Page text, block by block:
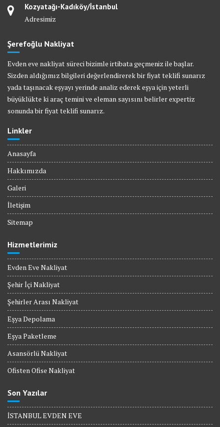
Kozyatağı-Kadıköy/İstanbul
Adresimiz
Şerefoğlu Nakliyat
Evden eve nakliyat süreci bizimle irtibata geçmeniz ile başlar.
Sizden aldığımız bilgileri değerlendirerek bir fiyat teklifi sunarız
yada taşınacak eşyayı yerinde analiz ederek eşya için yeterli
büyüklükte ki araç temini ve eleman sayısını belirler expertiz
sonunda bir fiyat teklifi sunarız.
Linkler
Anasayfa
Hakkımızda
Galeri
İletişim
Sitemap
Hizmetlerimiz
Evden Eve Nakliyat
Şehir İçi Nakliyat
Şehirler Arası Nakliyat
Eşya Depolama
Eşya Paketleme
Asansörlü Nakliyat
Ofisten Ofise Nakliyat
Son Yazılar
İSTANBUL EVDEN EVE